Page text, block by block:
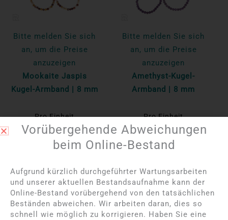
Bitte melden Sie sich
an, um die Preise
anzuzeigen
Mookaite Jaspis
Kugel-Armband | 8 mm
Pro Einheit
Mehr lesen
Bitte melden Sie sich
an, um die Preise
anzuzeigen
Amethyst-Kugel-
Armband | 8 mm
Pro Einheit
Mehr lesen
NICHT AUF LAGER
Vorübergehende Abweichungen
beim Online-Bestand
Aufgrund kürzlich durchgeführter Wartungsarbeiten
und unserer aktuellen Bestandsaufnahme kann der
Online-Bestand vorübergehend von den tatsächlichen
Beständen abweichen. Wir arbeiten daran, dies so
schnell wie möglich zu korrigieren. Haben Sie eine